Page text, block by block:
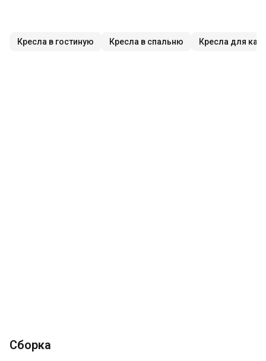
Кресла в гостиную Кресла в спальню Кресла для
Сборка